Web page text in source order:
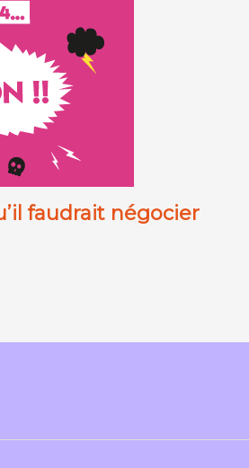
faudrait négocier